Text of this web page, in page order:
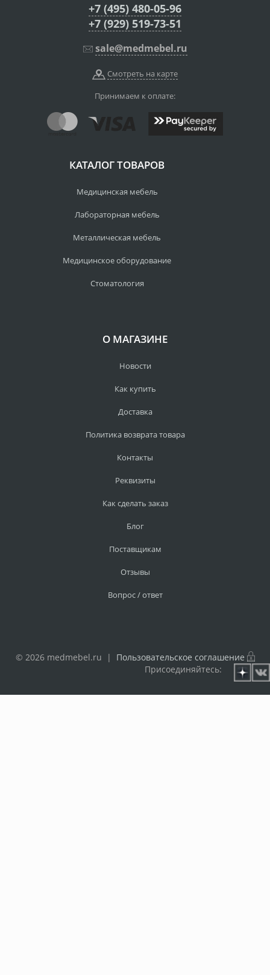
+7 (495) 480-05-96
+7 (929) 519-73-51
sale@medmebel.ru
Смотреть на карте
Принимаем к оплате:
КАТАЛОГ ТОВАРОВ
Медицинская мебель
Лабораторная мебель
Металлическая мебель
Медицинское оборудование
Стоматология
О МАГАЗИНЕ
Новости
Как купить
Доставка
Политика возврата товара
Контакты
Реквизиты
Как сделать заказ
Блог
Поставщикам
Отзывы
Вопрос / ответ
© 2026 medmebel.ru | Пользовательское соглашение
Присоединяйтесь: